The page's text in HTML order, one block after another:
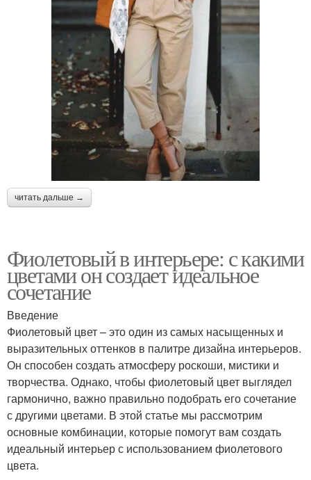
читать дальше →
Фиолетовый в интерьере: с какими
цветами он создает идеальное
сочетание
Введение
Фиолетовый цвет – это один из самых насыщенных и
выразительных оттенков в палитре дизайна интерьеров.
Он способен создать атмосферу роскоши, мистики и
творчества. Однако, чтобы фиолетовый цвет выглядел
гармонично, важно правильно подобрать его сочетание
с другими цветами. В этой статье мы рассмотрим
основные комбинации, которые помогут вам создать
идеальный интерьер с использованием фиолетового
цвета.